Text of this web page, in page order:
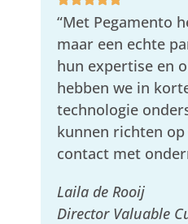
“Met Pegamento
maar een echte
hun expertise en
hebben we in
technologie
kunnen richten
contact met
Laila de Rooij
Director Valuable